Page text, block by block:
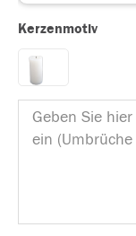
Kerzenmotiv